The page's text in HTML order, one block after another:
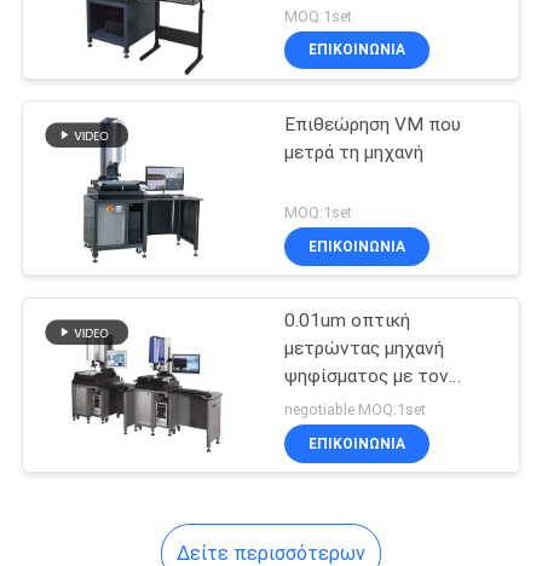
MOQ:1set
ΕΠΙΚΟΙΝΩΝΙΑ
Επιθεώρηση VM που
μετρά τη μηχανή
MOQ:1set
ΕΠΙΚΟΙΝΩΝΙΑ
0.01um οπτική
μετρώντας μηχανή
ψηφίσματος με τον
ομοαξονικό φακό
negotiable MOQ:1set
ΕΠΙΚΟΙΝΩΝΙΑ
Δείτε περισσότερων